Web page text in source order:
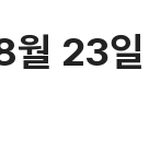
월 23